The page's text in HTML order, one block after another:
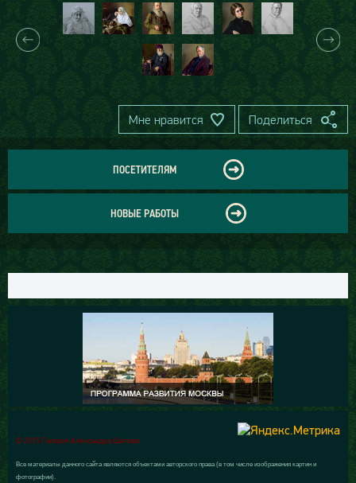
Мне нравится Поделиться
ПОСЕТИТЕЛЯМ
НОВЫЕ РАБОТЫ
© 2015 Галерея Александра Шилова
Все материалы данного сайта являются объектами авторского права (в том числе изображения картин и
фотографии).